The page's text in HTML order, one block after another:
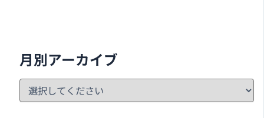
月別アーカイブ